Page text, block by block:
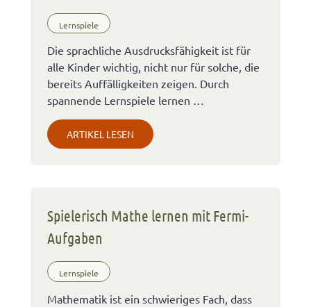
Lernspiele
Die sprachliche Ausdrucksfähigkeit ist für
alle Kinder wichtig, nicht nur für solche, die
bereits Auffälligkeiten zeigen. Durch
spannende Lernspiele lernen …
ARTIKEL LESEN
Spielerisch Mathe lernen mit Fermi-
Aufgaben
Lernspiele
Mathematik ist ein schwieriges Fach, dass